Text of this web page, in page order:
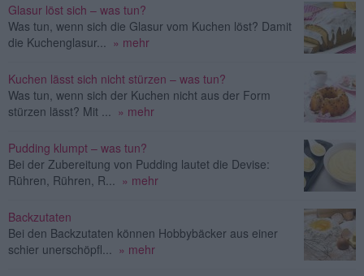
Glasur löst sich – was tun?
Was tun, wenn sich die Glasur vom Kuchen löst? Damit
die Kuchenglasur...
» mehr
Kuchen lässt sich nicht stürzen – was tun?
Was tun, wenn sich der Kuchen nicht aus der Form
stürzen lässt? Mit ...
» mehr
Pudding klumpt – was tun?
Bei der Zubereitung von Pudding lautet die Devise:
Rühren, Rühren, R...
» mehr
Backzutaten
Bei den Backzutaten können Hobbybäcker aus einer
schier unerschöpfl...
» mehr